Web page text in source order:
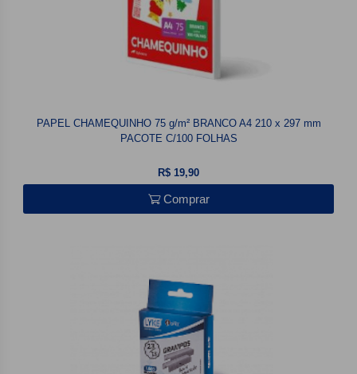
PAPEL CHAMEQUINHO 75 g/m² BRANCO A4 210 x 297 mm
PACOTE C/100 FOLHAS
R$ 19,90
Comprar